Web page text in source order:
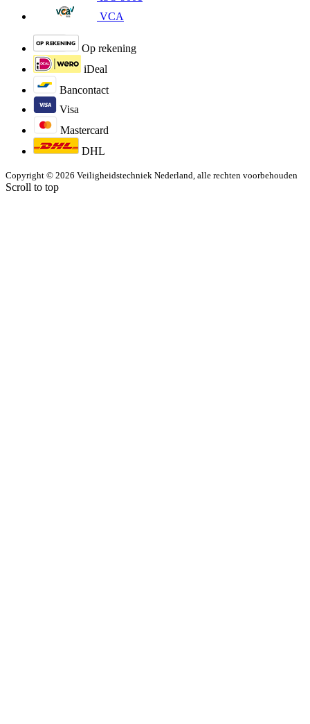
VCA
Op rekening
iDeal
Bancontact
Visa
Mastercard
DHL
Copyright © 2026 Veiligheidstechniek Nederland, alle rechten voorbehouden
Scroll to top